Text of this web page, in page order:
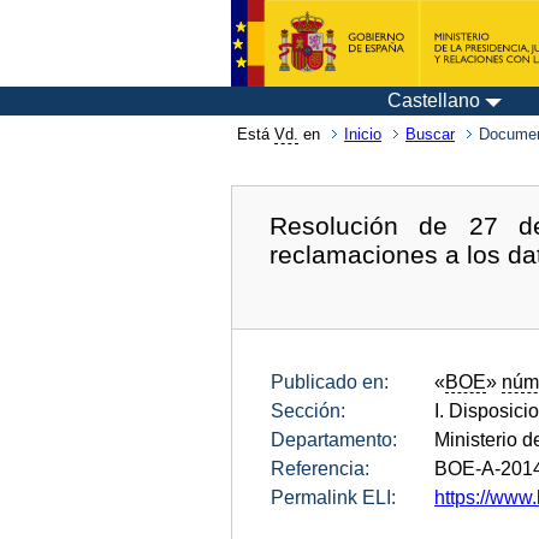
Castellano
Está Vd. en Inicio Buscar
Resolución de 27
reclamaciones a los
Publicado en: «BOE»
Sección:
I.
Departamento:
Ministerio
Referencia:
BOE-A-
Permalink ELI:
https://